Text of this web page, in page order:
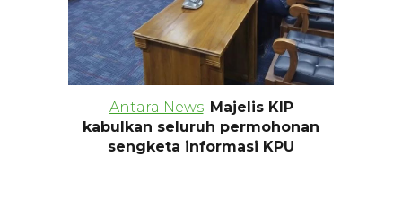
Antara News: Majelis KIP
kabulkan seluruh permohonan
sengketa informasi KPU